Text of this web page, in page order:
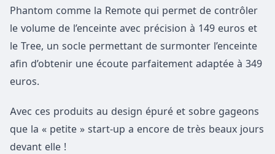
Phantom comme la Remote qui permet de contrôler
le volume de l’enceinte avec précision à 149 euros et
le Tree, un socle permettant de surmonter l’enceinte
afin d’obtenir une écoute parfaitement adaptée à 349
euros.
Avec ces produits au design épuré et sobre gageons
que la « petite » start-up a encore de très beaux jours
devant elle !